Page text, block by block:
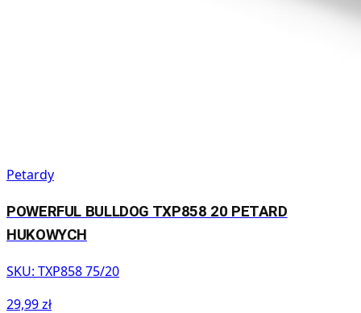
Petardy
POWERFUL BULLDOG TXP858 20 PETARD
HUKOWYCH
SKU: TXP858 75/20
29,99 zł